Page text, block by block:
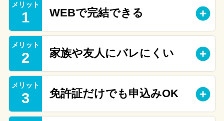
メリット
1 WEBで完結できる
メリット
2 家族や友人にバレにくい
メリット
3 免許証だけでも申込みOK